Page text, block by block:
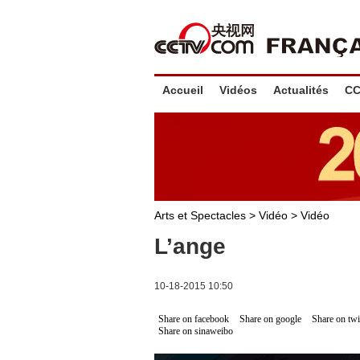
Accueil Vidéos Actualités
Arts et Spectacles > Vidéo > Vidéo
L’ange
10-18-2015 10:50
Share on facebook Share on google
Share on
Share on sinaweibo